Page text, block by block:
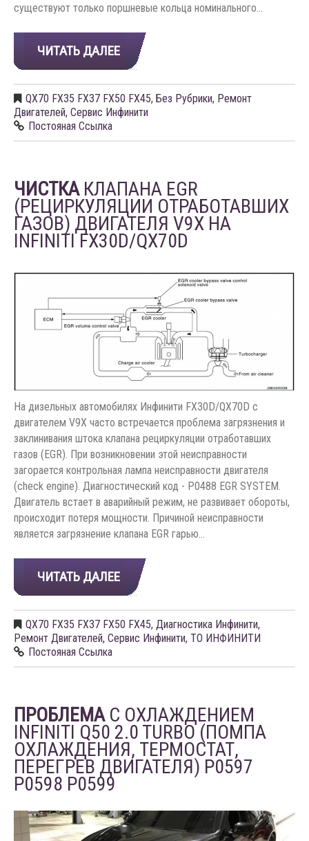
существуют только поршневые кольца номинального…
ЧИТАТЬ ДАЛЕЕ
QX70 FX35 FX37 FX50 FX45, Без Рубрики, Ремонт
Двигателей, Сервис Инфинити
Постояная Ссылка
ЧИСТКАКЛАПАНА EGR
(РЕЦИРКУЛЯЦИИ ОТРАБОТАВШИХ
ГАЗОВ) ДВИГАТЕЛЯ V9X НА
INFINITI FX30D/QX70D
На дизельных автомобилях Инфинити FX30D/QX70D с
двигателем V9X часто встречается проблема загрязнения и
заклинивания штока клапана рециркуляции отработавших
газов (EGR). При возникновении этой неисправности
загорается контрольная лампа неисправности двигателя
(check engine). Диагностический код - P0488 EGR SYSTEM.
Двигатель встает в аварийный режим, не развивает обороты,
происходит потеря мощности. Причиной неисправности
является загрязнение клапана EGR гарью…
ЧИТАТЬ ДАЛЕЕ
QX70 FX35 FX37 FX50 FX45, Диагностика Инфинити,
Ремонт Двигателей, Сервис Инфинити, ТО ИНФИНИТИ
Постояная Ссылка
ПРОБЛЕМАС ОХЛАЖДЕНИЕМ
INFINITI Q50 2.0 TURBO (ПОМПА
ОХЛАЖДЕНИЯ, ТЕРМОСТАТ,
ПЕРЕГРЕВ ДВИГАТЕЛЯ) P0597
P0598 P0599